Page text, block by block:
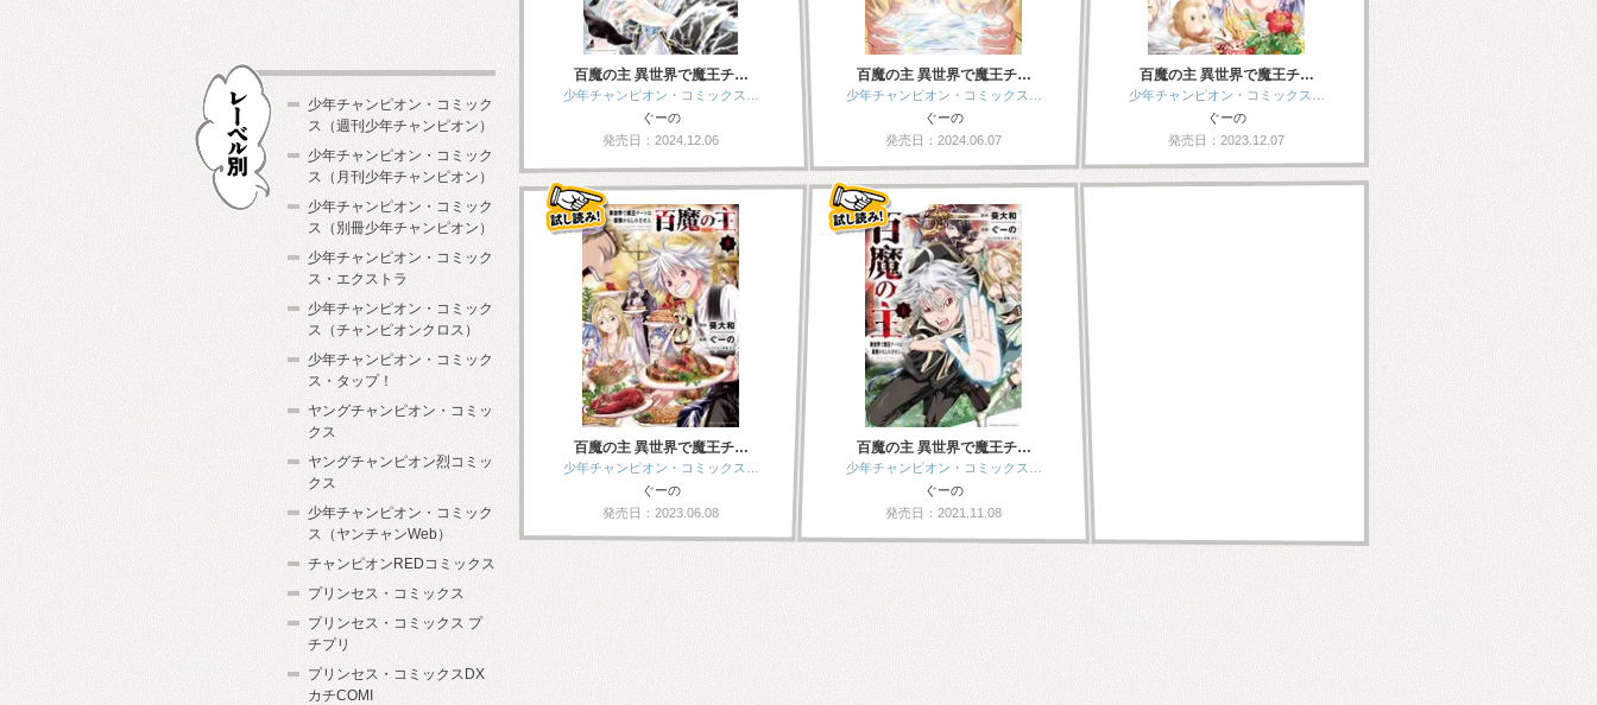
百魔の主 異世界で魔王チ…
少年チャンピオン・コミックス…
ぐーの
発売日：2024.12.06
百魔の主 異世界で魔王チ…
少年チャンピオン・コミックス…
ぐーの
発売日：2024.06.07
百魔の主 異世界で魔王チ…
少年チャンピオン・コミックス…
ぐーの
発売日：2023.12.07
百魔の主 異世界で魔王チ…
少年チャンピオン・コミックス…
ぐーの
発売日：2023.06.08
百魔の主 異世界で魔王チ…
少年チャンピオン・コミックス…
ぐーの
発売日：2021.11.08
少年チャンピオン・コミック
ス（週刊少年チャンピオン）
少年チャンピオン・コミック
ス（月刊少年チャンピオン）
少年チャンピオン・コミック
ス（別冊少年チャンピオン）
少年チャンピオン・コミック
ス・エクストラ
少年チャンピオン・コミック
ス（チャンピオンクロス）
少年チャンピオン・コミック
ス・タップ！
ヤングチャンピオン・コミッ
クス
ヤングチャンピオン烈コミッ
クス
少年チャンピオン・コミック
ス（ヤンチャンWeb）
チャンピオンREDコミックス
プリンセス・コミックス
プリンセス・コミックス プ
チプリ
プリンセス・コミックスDX
カチCOMI